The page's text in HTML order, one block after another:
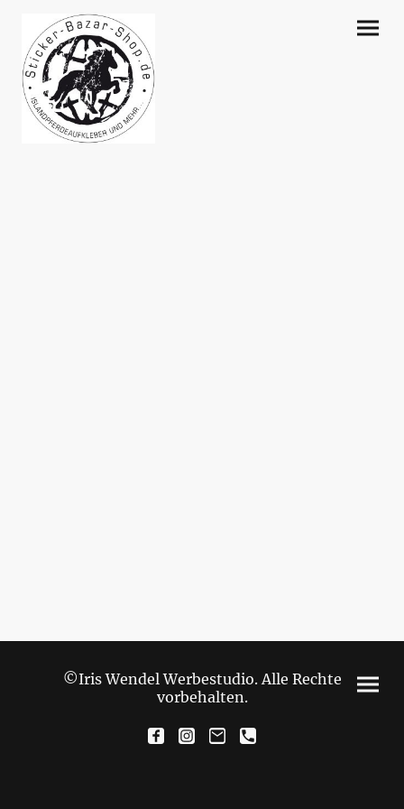
©Iris Wendel Werbestudio. Alle Rechte
vorbehalten.